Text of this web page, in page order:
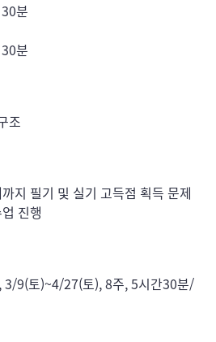
분
분
조
지 필기 및 실기 고득점 획득 문제
진행
9(토)~4/27(토), 8주, 5시간30분/